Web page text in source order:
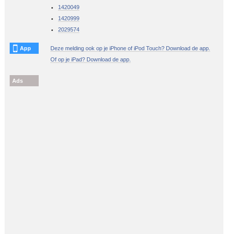
1420049
1420999
2029574
App
Deze melding ook op je iPhone of iPod Touch? Download de app.
Of op je iPad? Download de app.
Ads